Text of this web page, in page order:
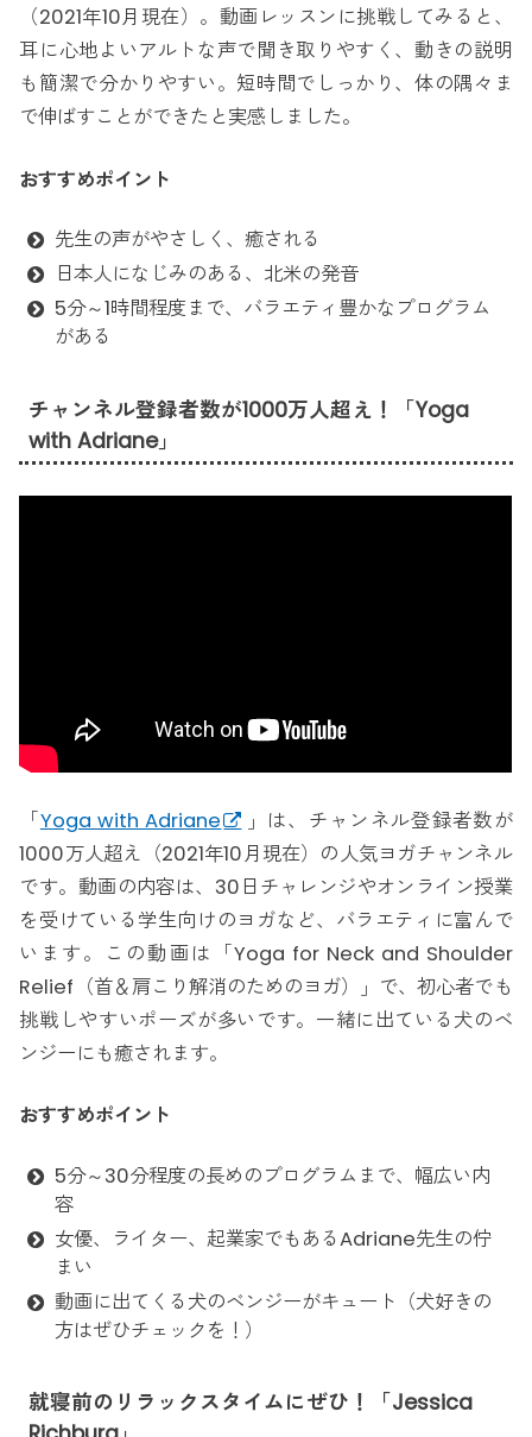
（2021年10月現在）。動画レッスンに挑戦してみると、
耳に心地よいアルトな声で聞き取りやすく、動きの説明
も簡潔で分かりやすい。短時間でしっかり、体の隅々ま
で伸ばすことができたと実感しました。
おすすめポイント
先生の声がやさしく、癒される
日本人になじみのある、北米の発音
5分～1時間程度まで、バラエティ豊かなプログラム
がある
チャンネル登録者数が1000万人超え！「Yoga
with Adriane」
「Yoga with Adriane
」は、チャンネル登録者数が
1000万人超え（2021年10月現在）の人気ヨガチャンネル
です。動画の内容は、30日チャレンジやオンライン授業
を受けている学生向けのヨガなど、バラエティに富んで
います。この動画は「Yoga for Neck and Shoulder
Relief（首＆肩こり解消のためのヨガ）」で、初心者でも
挑戦しやすいポーズが多いです。一緒に出ている犬のベ
ンジーにも癒されます。
おすすめポイント
5分～30分程度の長めのプログラムまで、幅広い内
容
女優、ライター、起業家でもあるAdriane先生の佇
まい
動画に出てくる犬のベンジーがキュート（犬好きの
方はぜひチェックを！）
就寝前のリラックスタイムにぜひ！「Jessica